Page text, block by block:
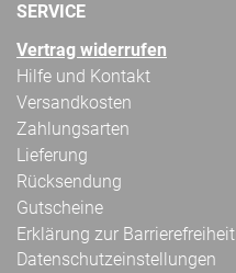
SERVICE
Vertrag widerrufen
Hilfe und Kontakt
Versandkosten
Zahlungsarten
Lieferung
Rücksendung
Gutscheine
Erklärung zur Barrierefreiheit
Datenschutzeinstellungen